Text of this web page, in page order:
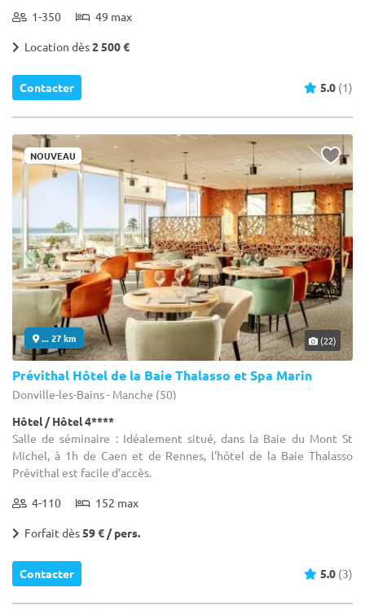
1-350 49 max
Location dès2 500 €
Contacter 5.0 (1)
NOUVEAU
... 27 km (22)
Prévithal Hôtel de la Baie Thalasso et Spa Marin
Donville-les-Bains - Manche (50)
Hôtel / Hôtel 4****
Salle de séminaire : Idéalement situé, dans la Baie du Mont St
Michel, à 1h de Caen et de Rennes, l'hôtel de la Baie Thalasso
Prévithal est facile d’accès.
4-110 152 max
Forfait dès59 € / pers.
Contacter 5.0 (3)